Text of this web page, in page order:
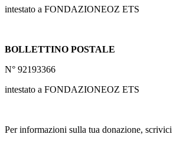
intestato a FONDAZIONEOZ ETS
BOLLETTINO POSTALE
N° 92193366
intestato a FONDAZIONEOZ ETS
Per informazioni sulla tua donazione, scrivici